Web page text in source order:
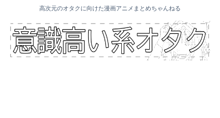
高次元のオタクに向けた漫画アニメまとめちゃんねる